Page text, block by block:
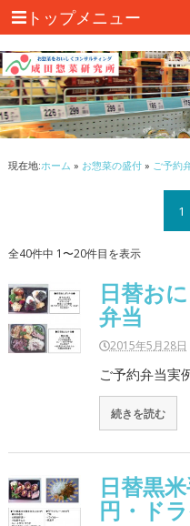
トップメニュー
現在地:ホーム » お惣菜の盛付» ご予約
1
全40件中 1〜20件目を表示
日替お
弁当
2015年5月28日
ご予約弁当実
続きを読む
日替黒
円・ド